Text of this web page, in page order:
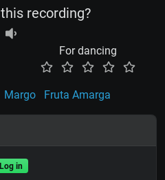
recording?
For dancing
Margo Fruta Amarga
Log in